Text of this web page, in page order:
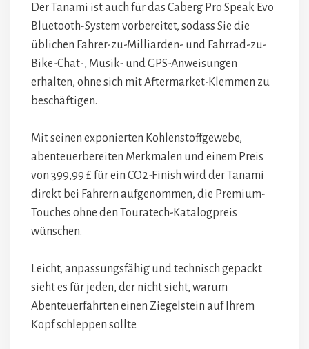
Der Tanami ist auch für das Caberg Pro Speak Evo
Bluetooth-System vorbereitet, sodass Sie die
üblichen Fahrer-zu-Milliarden- und Fahrrad-zu-
Bike-Chat-, Musik- und GPS-Anweisungen
erhalten, ohne sich mit Aftermarket-Klemmen zu
beschäftigen.
Mit seinen exponierten Kohlenstoffgewebe,
abenteuerbereiten Merkmalen und einem Preis
von 399,99 £ für ein CO2-Finish wird der Tanami
direkt bei Fahrern aufgenommen, die Premium-
Touches ohne den Touratech-Katalogpreis
wünschen.
Leicht, anpassungsfähig und technisch gepackt
sieht es für jeden, der nicht sieht, warum
Abenteuerfahrten einen Ziegelstein auf Ihrem
Kopf schleppen sollte.